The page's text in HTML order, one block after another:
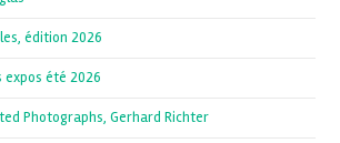
édition 2026
expos été 2026
Photographs, Gerhard Richter